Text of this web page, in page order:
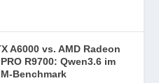
A6000 vs. AMD Radeon
R9700: Qwen3.6 im
Benchmark